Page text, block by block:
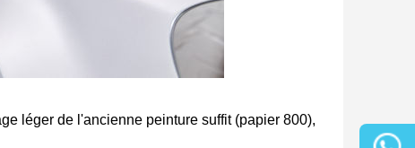
léger de l'ancienne peinture suffit (papier 800),